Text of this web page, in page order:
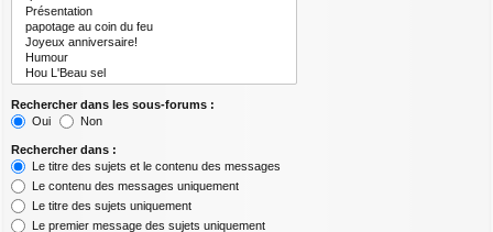
Rechercher dans les sous-forums :
Oui
Non
Rechercher dans :
Le titre des sujets et le contenu des messages
Le contenu des messages uniquement
Le titre des sujets uniquement
Le premier message des sujets uniquement